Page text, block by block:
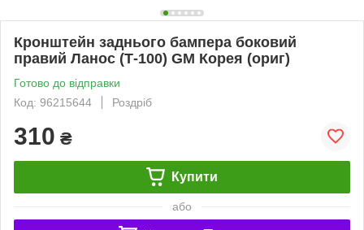
Кронштейн заднього бампера боковий
правий Ланос (Т-100) GM Корея (ориг)
Готово до відправки
Код: 96215644
Роздріб
310 ₴
Купити
або